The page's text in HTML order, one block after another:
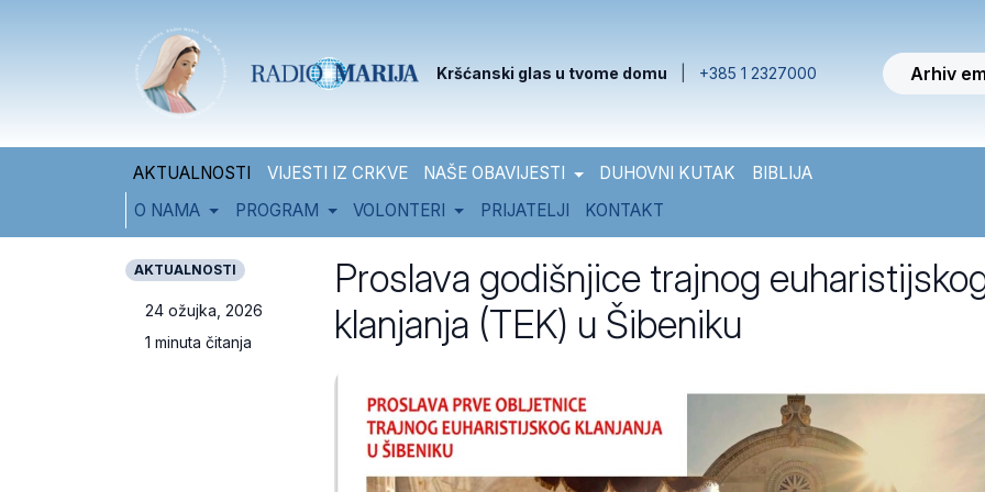
Kršćanski glas u tvome domu +385 1 2327000 Arhiv
AKTUALNOSTI VIJESTI IZ CRKVE NAŠE OBAVIJESTI DUHOVNI KUTAK
BIBLIJA
O NAMA
PROGRAM VOLONTERI PRIJATELJI KONTAKT
AKTUALNOSTI
24 ožujka, 2026
1 minuta čitanja
Proslava godišnjice trajnog
klanjanja (TEK) u Šibeniku